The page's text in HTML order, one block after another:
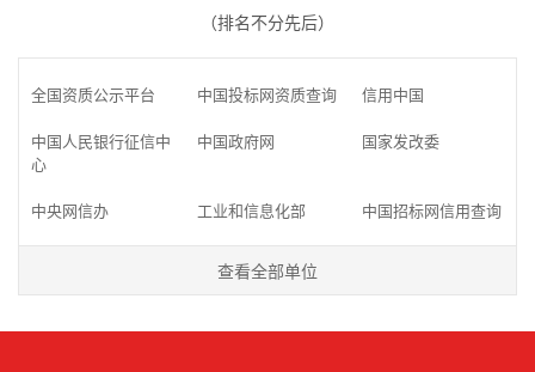
（排名不分先后）
全国资质公示平台 中国投标网资质查询 信用中国
中国人民银行征信中
心
中国政府网 国家发改委
中央网信办 工业和信息化部 中国招标网信用查询
查看全部单位